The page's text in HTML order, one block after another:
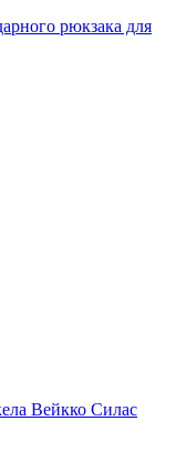
рюкзака для
Вейкко Силас